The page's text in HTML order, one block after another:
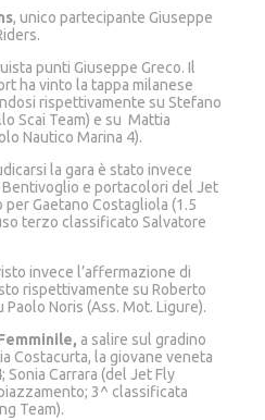
, unico partecipante Giuseppe
punti Giuseppe Greco. Il
ha vinto la tappa milanese
rispettivamente su Stefano
Scai Team) e su Mattia
Nautico Marina 4).
la gara è stato invece
e portacolori del Jet
Gaetano Costagliola (1.5
terzo classificato Salvatore
invece l’affermazione di
rispettivamente su Roberto
Noris (Ass. Mot. Ligure).
, a salire sul gradino
Costacurta, la giovane veneta
Sonia Carrara (del Jet Fly
3^ classificata
Team).